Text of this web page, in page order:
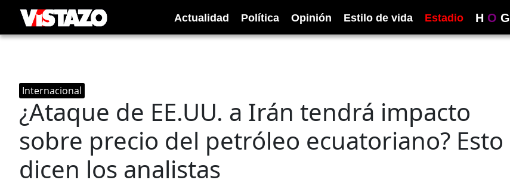
Actualidad Política Opinión Estilo de vida Estadio H O G
Internacional
¿Ataque de EE.UU. a Irán tendrá impacto
sobre precio del petróleo ecuatoriano? Esto
dicen los analistas